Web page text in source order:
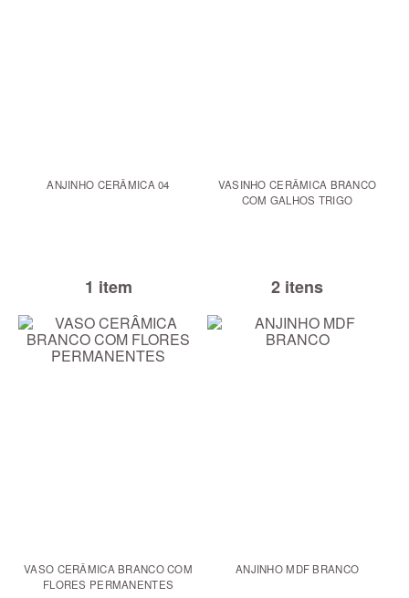
ANJINHO CERÂMICA 04
1 item
VASINHO CERÂMICA BRANCO
COM GALHOS TRIGO
2 itens
VASO CERÂMICA BRANCO COM
FLORES PERMANENTES
ANJINHO MDF BRANCO